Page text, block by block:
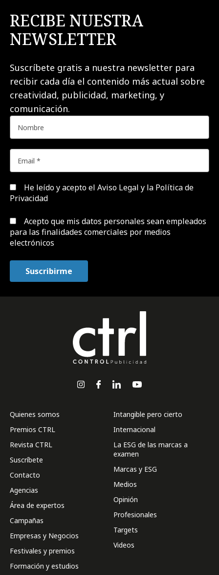
RECIBE NUESTRA
NEWSLETTER
Suscríbete gratis a nuestra newsletter para
recibir cada día el contenido más actual sobre
creatividad, publicidad, marketing, y
comunicación.
He leído y acepto el Aviso Legal y la Política de
Privacidad
Acepto que mis datos personales sean empleados
para las finalidades comerciales por medios
electrónicos
Quienes somos
Premios CTRL
Revista CTRL
Suscríbete
Contacto
Agencias
Área de expertos
Campañas
Empresas y Negocios
Festivales y premios
Formación y estudios
Intangible pero cierto
Internacional
La ESG de las marcas a
examen
Marcas y ESG
Medios
Opinión
Profesionales
Targets
Videos